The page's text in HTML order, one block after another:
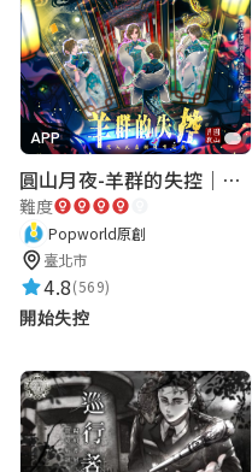
20814
2025-09-12 15:07:55
妍 陳
2025-09-11 11:08:06
APP
圓山月夜-羊群的失控｜圓山飯店 ARG實境解謎遊戲
難度
Popworld原創
臺北市
4.8(569)
開始失控